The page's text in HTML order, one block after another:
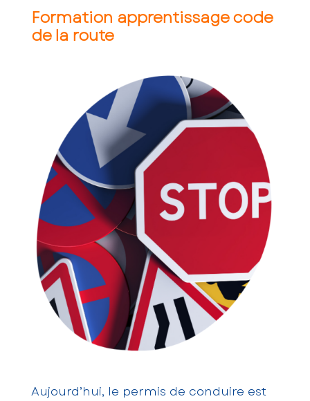
Formation apprentissage code
de la route
Aujourd’hui, le permis de conduire est